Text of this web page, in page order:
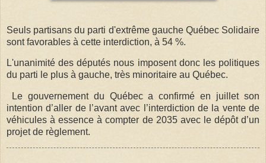
Seuls partisans du parti d'extrême gauche Québec Solidaire
sont favorables à cette interdiction, à 54 %.
L'unanimité des députés nous imposent donc les politiques
du parti le plus à gauche, très minoritaire au Québec.
Le gouvernement du Québec a confirmé en juillet son
intention d’aller de l’avant avec l’interdiction de la vente de
véhicules à essence à compter de 2035 avec le dépôt d’un
projet de règlement.